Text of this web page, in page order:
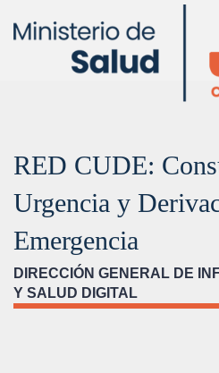
RED CUDE:
Urgencia y
Emergencia
DIRECCIÓN GENERAL DE
Y SALUD DIGITAL